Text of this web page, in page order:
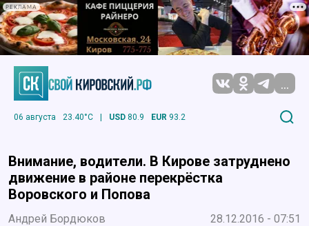
РЕКЛАМА
...
06 августа 23.40°C | USD 80.9 EUR 93.2
Внимание, водители. В Кирове затруднено
движение в районе перекрёстка
Воровского и Попова
Андрей Бордюков 28.12.2016 - 07:51